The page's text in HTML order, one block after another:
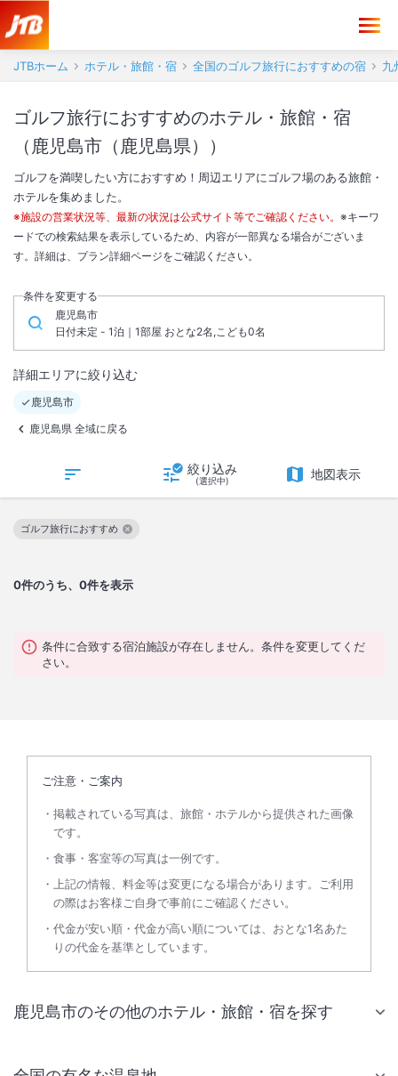
JTBホーム ホテル・旅館・宿 全国のゴルフ旅行におすすめの宿 九
ゴルフ旅行におすすめのホテル・旅館・宿
（鹿児島市（鹿児島県））
ゴルフを満喫したい方におすすめ！周辺エリアにゴルフ場のある旅館・
ホテルを集めました。
※施設の営業状況等、最新の状況は公式サイト等でご確認ください。 ※キーワ
ードでの検索結果を表示しているため、内容が一部異なる場合がございま
す。詳細は、プラン詳細ページをご確認ください。
条件を変更する
鹿児島市
日付未定 - 1泊｜1部屋 おとな2名,こども0名
詳細エリアに絞り込む
鹿児島市
鹿児島県 全域に戻る
絞り込み
(選択中) 地図表示
0件のうち、0件を表示
ゴルフ旅行におすすめ
この絞り込み条件を解除
条件に合致する宿泊施設が存在しません。条件を変更してくだ
さい。
ご注意・ご案内
掲載されている写真は、旅館・ホテルから提供された画像
です。
食事・客室等の写真は一例です。
上記の情報、料金等は変更になる場合があります。ご利用
の際はお客様ご自身で事前にご確認ください。
代金が安い順・代金が高い順については、おとな1名あた
りの代金を基準としています。
鹿児島市のその他のホテル・旅館・宿を探す